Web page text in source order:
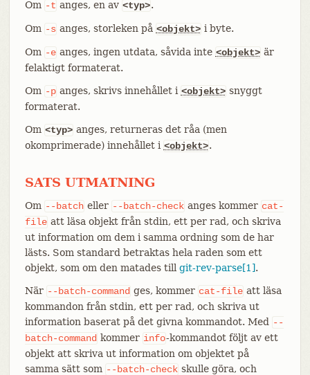
Om -t anges, en av <typ>.
Om -s anges, storleken på <objekt> i byte.
Om -e anges, ingen utdata, såvida inte <objekt> är
felaktigt formaterat.
Om -p anges, skrivs innehållet i <objekt> snyggt
formaterat.
Om <typ> anges, returneras det råa (men
okomprimerade) innehållet i <objekt>.
SATS UTMATNING
Om --batch eller --batch-check anges kommer cat-
file att läsa objekt från stdin, ett per rad, och skriva
ut information om dem i samma ordning som de har
lästs. Som standard betraktas hela raden som ett
objekt, som om den matades till git-rev-parse[1].
När --batch-command ges, kommer cat-file att läsa
kommandon från stdin, ett per rad, och skriva ut
information baserat på det givna kommandot. Med
--
batch-command kommer info-kommandot följt av ett
objekt att skriva ut information om objektet på
samma sätt som --batch-check skulle göra, och